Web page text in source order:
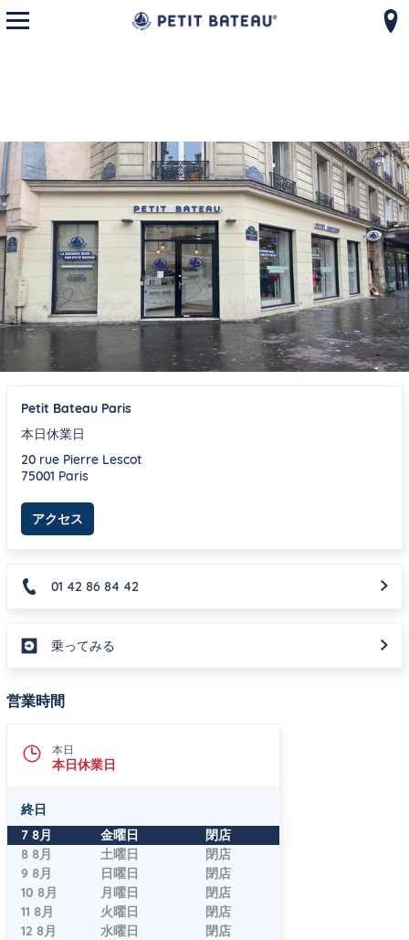
モバイルメニューを開く
Petit Bateau Paris
本日休業日
20 rue Pierre Lescot
75001 Paris
アクセス
01 42 86 84 42
乗ってみる
営業時間
本日
本日休業日
終日
曜日 時間
7 8月 金曜日
閉店
8 8月
土曜日
閉店
9 8月
日曜日
閉店
10 8月
月曜日
閉店
11 8月
火曜日
閉店
12 8月
水曜日
閉店